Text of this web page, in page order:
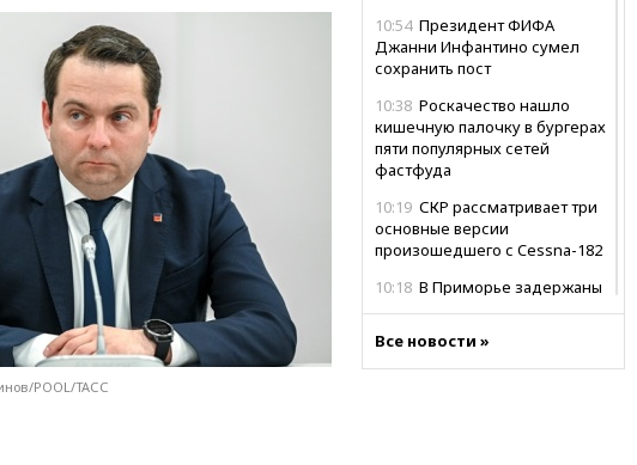
10:54 Президент ФИФА
Джанни Инфантино сумел
сохранить пост
10:38 Роскачество нашло
кишечную палочку в бургерах
пяти популярных сетей
фастфуда
10:19 СКР рассматривает три
основные версии
произошедшего с Cessna-182
10:18 В Приморье задержаны
09:59The Spectator:
Все новости »
POOL/ТАСС